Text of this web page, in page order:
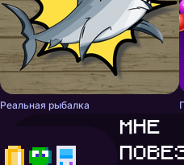
Реальная рыбалка
Мне